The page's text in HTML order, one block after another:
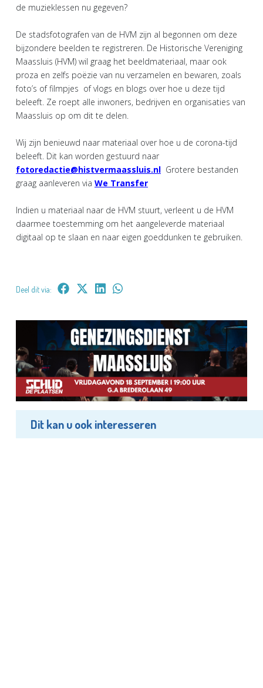
de muzieklessen nu gegeven?
De stadsfotografen van de HVM zijn al begonnen om deze
bijzondere beelden te registreren. De Historische Vereniging
Maassluis (HVM) wil graag het beeldmateriaal, maar ook
proza en zelfs poëzie van nu verzamelen en bewaren, zoals
foto’s of filmpjes of vlogs en blogs over hoe u deze tijd
beleeft. Ze roept alle inwoners, bedrijven en organisaties van
Maassluis op om dit te delen.
Wij zijn benieuwd naar materiaal over hoe u de corona-tijd
beleeft. Dit kan worden gestuurd naar
fotoredactie@histvermaassluis.nl Grotere bestanden
graag aanleveren via We Transfer
Indien u materiaal naar de HVM stuurt, verleent u de HVM
daarmee toestemming om het aangeleverde materiaal
digitaal op te slaan en naar eigen goeddunken te gebruiken.
Deel dit via:
Dit kan u ook interesseren